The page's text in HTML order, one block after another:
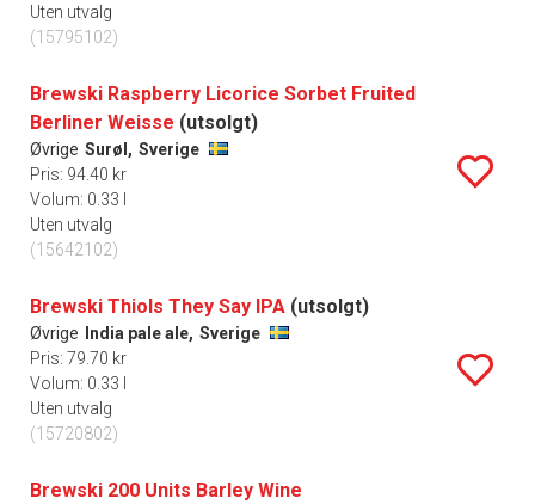
Uten utvalg
(15795102)
Brewski Raspberry Licorice Sorbet Fruited
Berliner Weisse (utsolgt)
Øvrige Surøl, Sverige
Pris: 94.40 kr
Volum: 0.33 l
Uten utvalg
(15642102)
Brewski Thiols They Say IPA (utsolgt)
Øvrige India pale ale, Sverige
Pris: 79.70 kr
Volum: 0.33 l
Uten utvalg
(15720802)
Brewski 200 Units Barley Wine